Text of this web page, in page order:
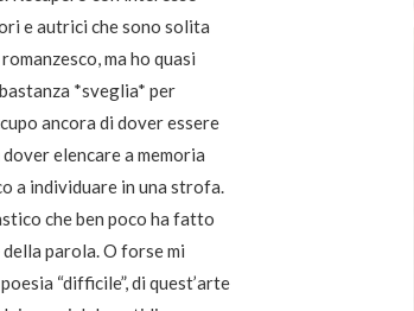
e autrici che sono solita
ma ho quasi
*sveglia* per
ancora di dover essere
elencare a memoria
a individuare in una strofa.
che ben poco ha fatto
parola. O forse mi
“difficile”, di quest’arte